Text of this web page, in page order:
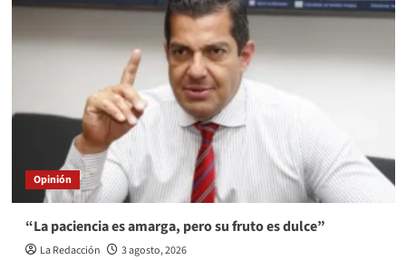
Y
SOBRESEIMIENTO
ETAPA
DE
INVESTIGACIÓN
DE
CONFORMIDAD
CON
LA
GENERAL
DE
Opinión
“La paciencia es amarga, pero su fruto es dulce”
La Redacción
3 agosto, 2026